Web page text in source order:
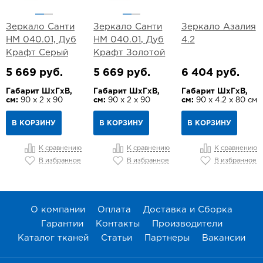
Зеркало Санти
НМ 040.01, Дуб
Крафт Серый
5 669 руб.
Габарит ШхГхВ,
см: 90 х 2 х 90
В КОРЗИНУ
К сравнению
В избранное
Зеркало Санти
НМ 040.01, Дуб
Крафт Золотой
5 669 руб.
Габарит ШхГхВ,
см: 90 х 2 х 90
В КОРЗИНУ
К сравнению
В избранное
Зеркало Азалия
4.2
6 404 руб.
Габарит ШхГхВ,
см: 90 х 4.2 х 80 см
В КОРЗИНУ
К сравнению
В избранное
О компании Оплата
Доставка и Сборка
Гарантии
Контакты
Производители
Каталог тканей
Статьи Партнеры Вакансии